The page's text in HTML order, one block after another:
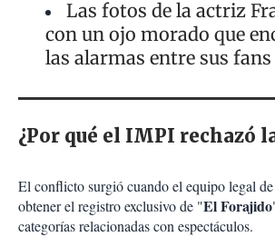
Las fotos de la actriz
con un ojo morado que
las alarmas entre sus fans
¿Por qué el IMPI rechazó
El conflicto surgió cuando el equipo legal de
obtener el registro exclusivo de "El Forajido
categorías relacionadas con espectáculos.